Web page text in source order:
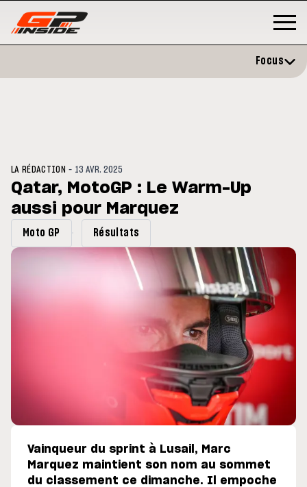
du GP de Grande-
MOTO GP
Focus
LA RÉDACTION - 13 AVR. 2025
Qatar, MotoGP : Le Warm-Up
aussi pour Marquez
Moto GP Résultats
Vainqueur du sprint à Lusail, Marc
Marquez maintient son nom au sommet
du classement ce dimanche. Il empoche